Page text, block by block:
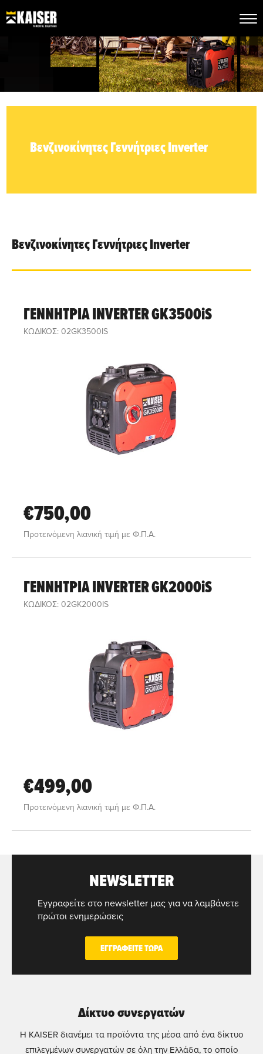
Βενζινοκίνητες Γεννήτριες Inverter
Βενζινοκίνητες Γεννήτριες Inverter
ΓΕΝΝΗΤΡΙΑ INVERTER GK3500iS
ΚΩΔΙΚΟΣ: 02GK3500IS
€750,00
Προτεινόμενη λιανική τιμή με Φ.Π.Α.
ΓΕΝΝΗΤΡΙΑ INVERTER GK2000iS
ΚΩΔΙΚΟΣ: 02GK2000IS
€499,00
Προτεινόμενη λιανική τιμή με Φ.Π.Α.
NEWSLETTER
Εγγραφείτε στο newsletter μας για να λαμβάνετε
πρώτοι ενημερώσεις
ΕΓΓΡΑΦΕΙΤΕ ΤΩΡΑ
Δίκτυο συνεργατών
Η KAISER διανέμει τα προϊόντα της μέσα από ένα δίκτυο
επιλεγμένων συνεργατών σε όλη την Ελλάδα, το οποίο